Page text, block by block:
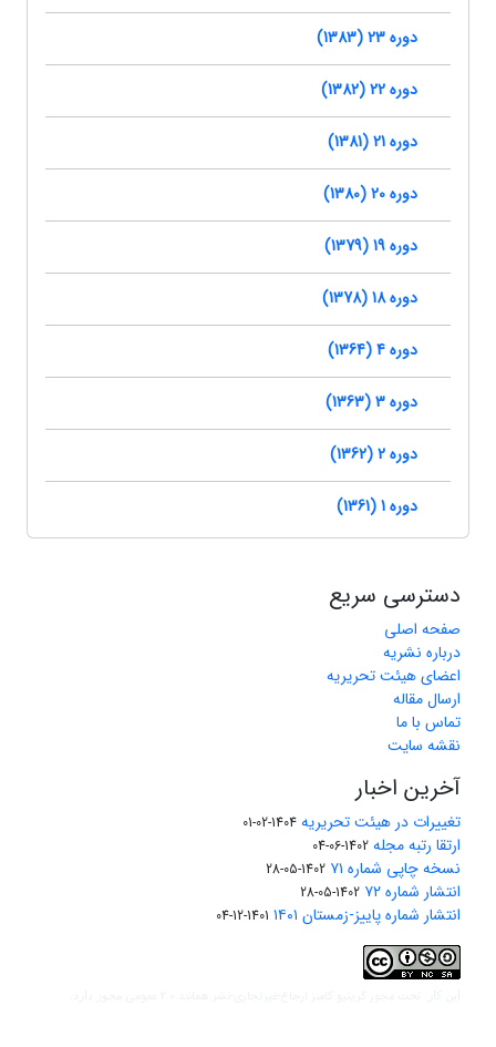
دوره 23 (1383)
دوره 22 (1382)
دوره 21 (1381)
دوره 20 (1380)
دوره 19 (1379)
دوره 18 (1378)
دوره 4 (1364)
دوره 3 (1363)
دوره 2 (1362)
دوره 1 (1361)
دسترسی سریع
صفحه اصلی
درباره نشریه
اعضای هیئت تحریریه
ارسال مقاله
تماس با ما
نقشه سایت
آخرین اخبار
تغییرات در هیئت تحریریه 1404-02-01
ارتقا رتبه مجله 1402-06-04
نسخه چاپی شماره ۷۱ 1402-05-28
انتشار شماره ۷۲ 1402-05-28
انتشار شماره پاییز-زمستان ۱۴۰۱ 1401-12-04